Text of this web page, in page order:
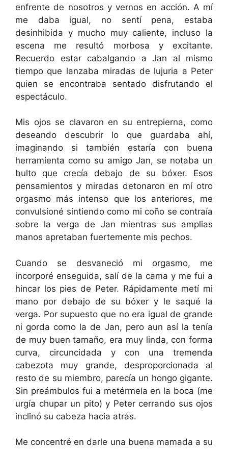
enfrente de nosotros y vernos en acción. A mí
me daba igual, no sentí pena, estaba
desinhibida y mucho muy caliente, incluso la
escena me resultó morbosa y excitante.
Recuerdo estar cabalgando a Jan al mismo
tiempo que lanzaba miradas de lujuria a Peter
quien se encontraba sentado disfrutando el
espectáculo.
Mis ojos se clavaron en su entrepierna, como
deseando descubrir lo que guardaba ahí,
imaginando si también estaría con buena
herramienta como su amigo Jan, se notaba un
bulto que crecía debajo de su bóxer. Esos
pensamientos y miradas detonaron en mí otro
orgasmo más intenso que los anteriores, me
convulsioné sintiendo como mi coño se contraía
sobre la verga de Jan mientras sus amplias
manos apretaban fuertemente mis pechos.
Cuando se desvaneció mi orgasmo, me
incorporé enseguida, salí de la cama y me fui a
hincar los pies de Peter. Rápidamente metí mi
mano por debajo de su bóxer y le saqué la
verga. Por supuesto que no era igual de grande
ni gorda como la de Jan, pero aun así la tenía
de muy buen tamaño, era muy linda, con forma
curva, circuncidada y con una tremenda
cabezota muy grande, desproporcionada al
resto de su miembro, parecía un hongo gigante.
Sin preámbulos fui a metérmela en la boca (me
urgía chupar un pito) y Peter cerrando sus ojos
inclinó su cabeza hacia atrás.
Me concentré en darle una buena mamada a su